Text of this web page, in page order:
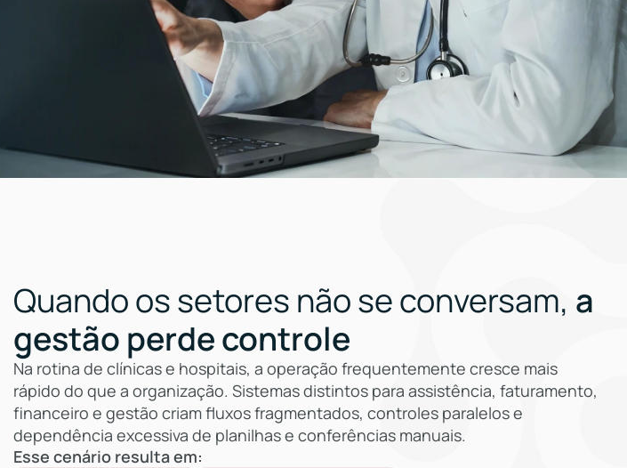
Quando os setores não se conversam, a
gestão perde controle
Na rotina de clínicas e hospitais, a operação frequentemente cresce mais
rápido do que a organização. Sistemas distintos para assistência, faturamento,
financeiro e gestão criam fluxos fragmentados, controles paralelos e
dependência excessiva de planilhas e conferências manuais.
Esse cenário resulta em: